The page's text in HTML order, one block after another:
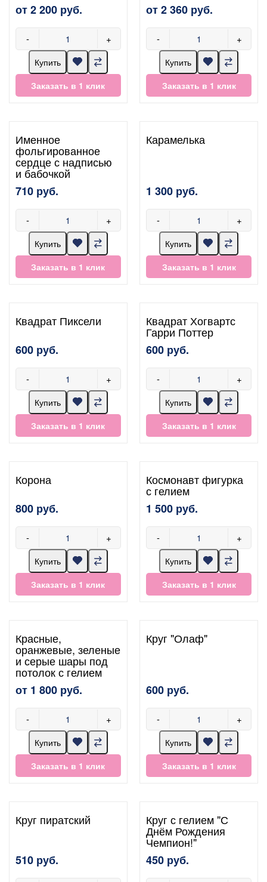
от 2 200 руб.
- +
Купить
Заказать в 1 клик
от 2 360 руб.
- +
Купить
Заказать в 1 клик
Именное
фольгированное
сердце с надписью
и бабочкой
710 руб.
- +
Купить
Заказать в 1 клик
Карамелька
1 300 руб.
- +
Купить
Заказать в 1 клик
Квадрат Пиксели
600 руб.
- +
Купить
Заказать в 1 клик
Квадрат Хогвартс
Гарри Поттер
600 руб.
- +
Купить
Заказать в 1 клик
Корона
800 руб.
- +
Купить
Заказать в 1 клик
Космонавт фигурка
с гелием
1 500 руб.
- +
Купить
Заказать в 1 клик
Красные,
оранжевые, зеленые
и серые шары под
потолок с гелием
от 1 800 руб.
- +
Купить
Заказать в 1 клик
Круг "Олаф"
600 руб.
- +
Купить
Заказать в 1 клик
Круг пиратский
510 руб.
Круг с гелием "С
Днём Рождения
Чемпион!"
450 руб.